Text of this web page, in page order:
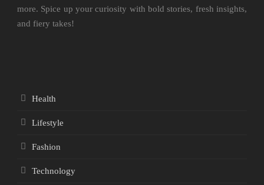
more. Spice up your curiosity with bold stories, fresh insights,
and fiery takes!
Health
Lifestyle
Fashion
Technology